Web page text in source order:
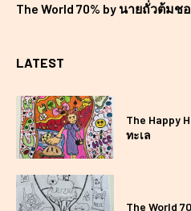
The World 70% by นายถั่วต้มช
LATEST
The Happy
ทะเล
The World